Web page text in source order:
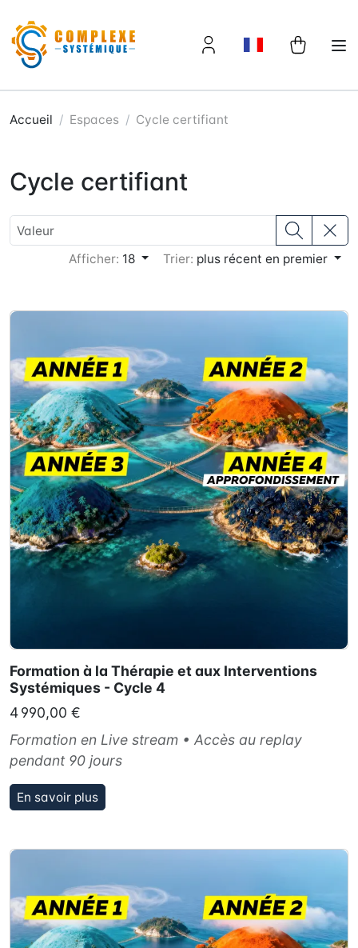
Accueil Espaces Cycle certifiant
Cycle certifiant
Afficher: 18 Trier: plus récent en premier
Formation à la Thérapie et aux Interventions
Systémiques - Cycle 4
4 990,00 €
Formation en Live stream • Accès au replay
pendant 90 jours
En savoir plus